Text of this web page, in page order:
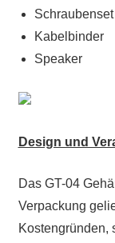
Schraubenset
Kabelbinder
Speaker
Design und
Das GT-04
Verpackung
Kostengründen,